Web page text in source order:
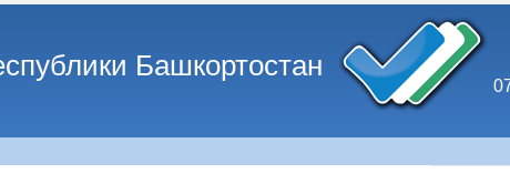
Башкортостан